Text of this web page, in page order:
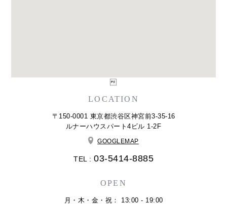
LOCATION
〒150-0001 東京都渋谷区神宮前3-35-16
ルナーハウスパート4ビル 1-2F
GOOGLEMAP
TEL : 03-5414-8885
OPEN
月・木・金・祝： 13:00 - 19:00